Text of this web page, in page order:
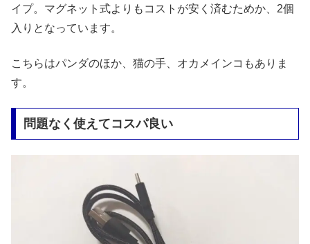
イプ。マグネット式よりもコストが安く済むためか、2個
入りとなっています。
こちらはパンダのほか、猫の手、オカメインコもありま
す。
問題なく使えてコスパ良い